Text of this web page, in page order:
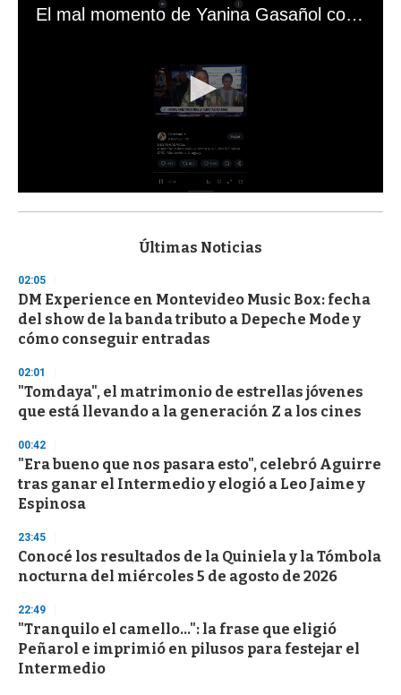
El mal momento de Yanina Gasañol con un hincha argentino en "Subrayado"
s
d
s
o
f
3
s
e
o
d
s
Últimas Noticias
02:05
DM Experience en Montevideo Music Box: fecha
del show de la banda tributo a Depeche Mode y
cómo conseguir entradas
02:01
"Tomdaya", el matrimonio de estrellas jóvenes
que está llevando a la generación Z a los cines
00:42
"Era bueno que nos pasara esto", celebró Aguirre
tras ganar el Intermedio y elogió a Leo Jaime y
Espinosa
23:45
Conocé los resultados de la Quiniela y la Tómbola
nocturna del miércoles 5 de agosto de 2026
22:49
"Tranquilo el camello...": la frase que eligió
Peñarol e imprimió en pilusos para festejar el
Intermedio